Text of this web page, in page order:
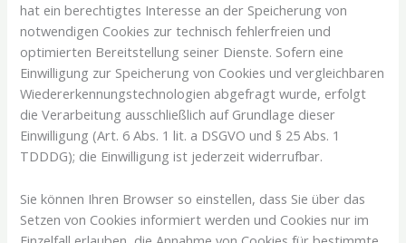
hat ein berechtigtes Interesse an der Speicherung von
notwendigen Cookies zur technisch fehlerfreien und
optimierten Bereitstellung seiner Dienste. Sofern eine
Einwilligung zur Speicherung von Cookies und vergleichbaren
Wiedererkennungstechnologien abgefragt wurde, erfolgt
die Verarbeitung ausschließlich auf Grundlage dieser
Einwilligung (Art. 6 Abs. 1 lit. a DSGVO und § 25 Abs. 1
TDDDG); die Einwilligung ist jederzeit widerrufbar.
Sie können Ihren Browser so einstellen, dass Sie über das
Setzen von Cookies informiert werden und Cookies nur im